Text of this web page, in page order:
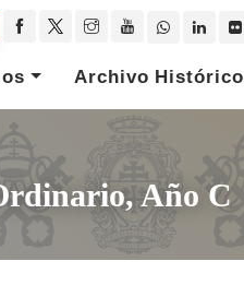
Archivo Histórico
Año C